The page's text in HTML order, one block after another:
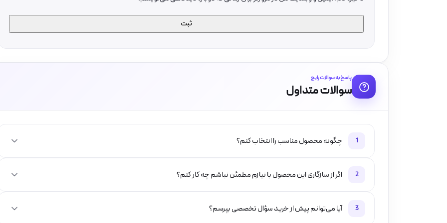
پاسخ به سوالات رایج
سوالات متداول
1 چگونه محصول مناسب را انتخاب کنم؟
2 اگر از سازگاری این محصول با نیازم مطمئن نباشم چه کار کنم؟
3 آیا می‌توانم پیش از خرید سؤال تخصصی بپرسم؟